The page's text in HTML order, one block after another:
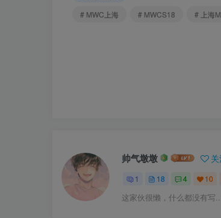
# MWC上海
# MWCS18 # 上海
帅气墩墩
1 18 4 10
这家伙很懒，什么都没有写...